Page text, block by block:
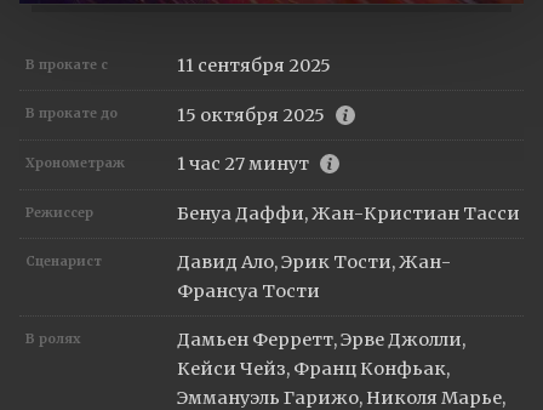
В прокате с 11 сентября 2025
В прокате до 15 октября 2025
Хронометраж 1 час 27 минут
Режиссер Бенуа Даффи, Жан-Кристиан Тасси
Сценарист
Давид Ало, Эрик Тости, Жан-
Франсуа Тости
В ролях
Дамьен Ферретт, Эрве Джолли,
Кейси Чейз, Франц Конфьак,
Эммануэль Гарижо, Николя Марье,